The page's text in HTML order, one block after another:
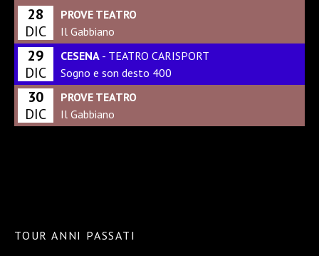
28
DIC
PROVE TEATRO
Il Gabbiano
29
DIC
CESENA - TEATRO CARISPORT
Sogno e son desto 400
30
DIC
PROVE TEATRO
Il Gabbiano
TOUR ANNI PASSATI